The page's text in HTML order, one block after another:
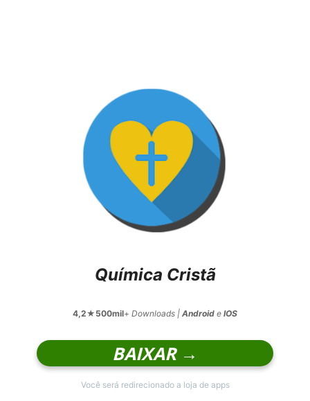
Química Cristã
4,2★ 500mil+ Downloads | Android e IOS
BAIXAR →
Você será redirecionado a loja de apps